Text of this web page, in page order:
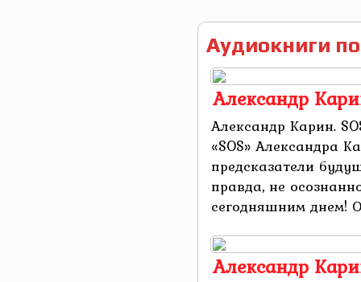
Аудиокниги
Александр
Александр Карин.
«SOS» Александра
предсказатели
правда, не
сегодняшним днем!
Александр